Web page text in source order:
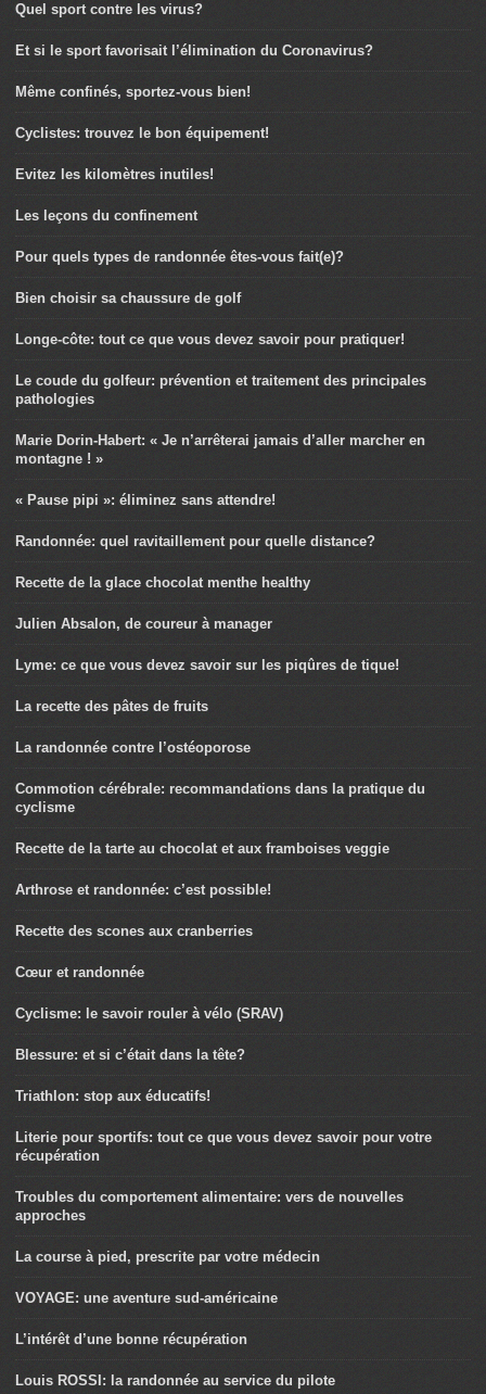
Quel sport contre les virus?
Et si le sport favorisait l’élimination du Coronavirus?
Même confinés, sportez-vous bien!
Cyclistes: trouvez le bon équipement!
Evitez les kilomètres inutiles!
Les leçons du confinement
Pour quels types de randonnée êtes-vous fait(e)?
Bien choisir sa chaussure de golf
Longe-côte: tout ce que vous devez savoir pour pratiquer!
Le coude du golfeur: prévention et traitement des principales
pathologies
Marie Dorin-Habert: « Je n’arrêterai jamais d’aller marcher en
montagne ! »
« Pause pipi »: éliminez sans attendre!
Randonnée: quel ravitaillement pour quelle distance?
Recette de la glace chocolat menthe healthy
Julien Absalon, de coureur à manager
Lyme: ce que vous devez savoir sur les piqûres de tique!
La recette des pâtes de fruits
La randonnée contre l’ostéoporose
Commotion cérébrale: recommandations dans la pratique du
cyclisme
Recette de la tarte au chocolat et aux framboises veggie
Arthrose et randonnée: c’est possible!
Recette des scones aux cranberries
Cœur et randonnée
Cyclisme: le savoir rouler à vélo (SRAV)
Blessure: et si c’était dans la tête?
Triathlon: stop aux éducatifs!
Literie pour sportifs: tout ce que vous devez savoir pour votre
récupération
Troubles du comportement alimentaire: vers de nouvelles
approches
La course à pied, prescrite par votre médecin
VOYAGE: une aventure sud-américaine
L’intérêt d’une bonne récupération
Louis ROSSI: la randonnée au service du pilote